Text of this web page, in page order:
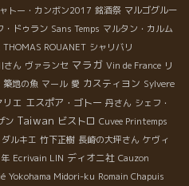
トー・カンボン2017 銘酒祭 マルゴグルー
・ドゥラン Sans Temps マルタン・カルム
THOMAS ROUANET シャリバリ
さん ヴァランセ マラガ Vin de France リ
築地の魚 マール 愛 カスティヨン Sylvere
エ エスポア・ゴトー 丹さん シェフ・
ン Taiwan ビストロ Cuvee Printemps
ルキエ 竹下正樹 長崎の大坪さん ケヴィ
Ecrivain LIN ディオニ社 Cauzon
Yokohama Midori-ku Romain Chapuis